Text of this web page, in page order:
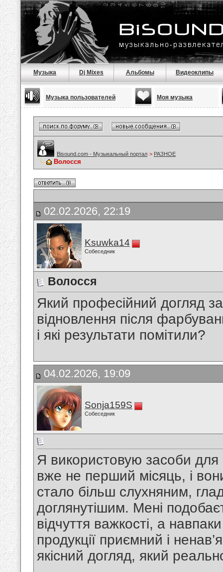
Музыка Dj Mixes Альбомы Видеоклипы
Музыка пользователей Моя музыка
Bisound.com - Музыкальный портал > РАЗНОЕ
Волосся
02.02.2026, 22:19
Ksuwka14
Собеседник
Волосся
Який професійний догляд
відновлення після
і які результати помітили?
04.02.2026, 19:09
Sonja159S
Собеседник
Я використовую засоби для
вже не перший місяць, і
стало більш слухняним,
доглянутішим. Мені
відчуття важкості, а
продукції приємний і
якісний догляд, який